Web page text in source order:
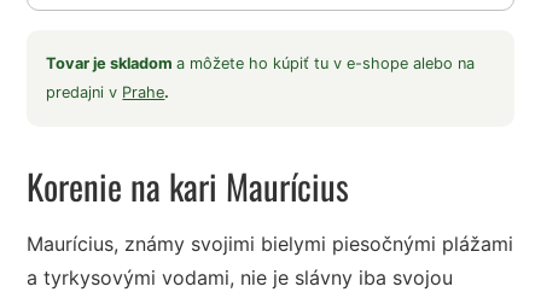
Tovar je skladoma môžete ho kúpiť tu v e-shope alebo na
predajni v Prahe.
Korenie na kari Maurícius
Maurícius, známy svojimi bielymi piesočnými plážami
a tyrkysovými vodami, nie je slávny iba svojou